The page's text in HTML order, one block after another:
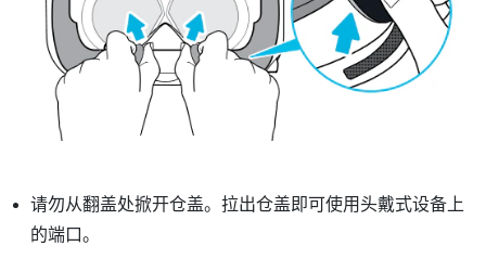
请勿从翻盖处掀开仓盖。拉出仓盖即可使用头戴式设备上
的端口。